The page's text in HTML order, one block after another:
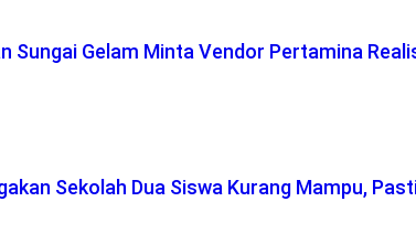
Sungai Gelam Minta Vendor Pertamina
Sekolah Dua Siswa Kurang Mampu,